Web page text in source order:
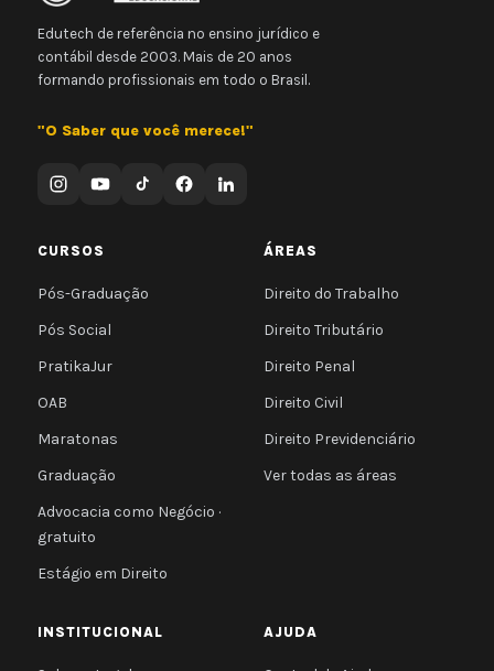
Edutech de referência no ensino jurídico e
contábil desde 2003. Mais de 20 anos
formando profissionais em todo o Brasil.
"O Saber que você merece!"
CURSOS
Pós-Graduação
Pós Social
PratikaJur
OAB
Maratonas
Graduação
Advocacia como Negócio ·
gratuito
Estágio em Direito
ÁREAS
Direito do Trabalho
Direito Tributário
Direito Penal
Direito Civil
Direito Previdenciário
Ver todas as áreas
INSTITUCIONAL AJUDA